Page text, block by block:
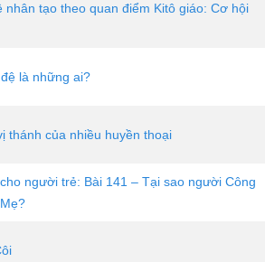
nhân tạo theo quan điểm Kitô giáo: Cơ hội
là những ai?
thánh của nhiều huyền thoại
người trẻ: Bài 141 – Tại sao người Công